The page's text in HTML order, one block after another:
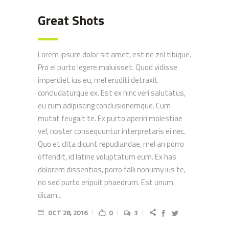
Great Shots
Lorem ipsum dolor sit amet, est ne zril tibique.
Pro ei purto legere maluisset. Quod vidisse
imperdiet ius eu, mel eruditi detraxit
concludaturque ex. Est ex hinc veri salutatus,
eu cum adipiscing conclusionemque. Cum
mutat feugait te. Ex purto aperiri molestiae
vel, noster consequuntur interpretaris ei nec.
Quo et clita dicunt repudiandae, mel an porro
offendit, id latine voluptatum eum. Ex has
dolorem dissentias, porro falli nonumy ius te,
no sed purto eripuit phaedrum. Est unum
dicam...
OCT 28, 2016 0 3